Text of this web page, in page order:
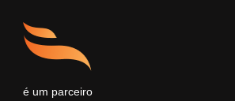
é um parceiro